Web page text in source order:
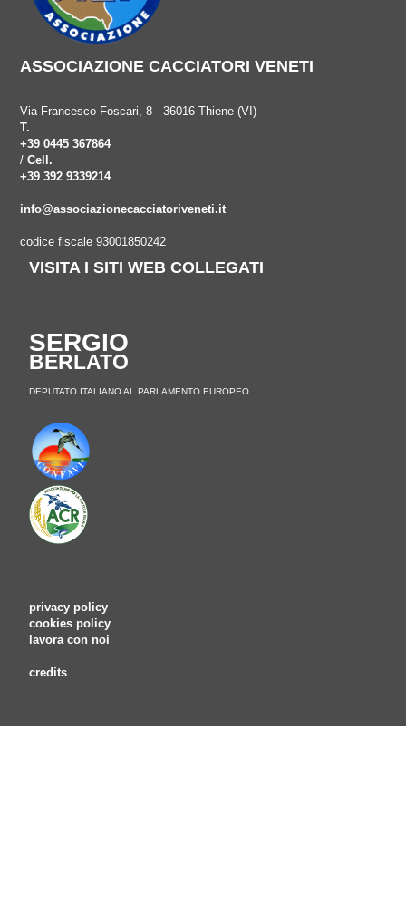
ASSOCIAZIONE CACCIATORI VENETI
Via Francesco Foscari, 8 - 36016 Thiene (VI)
T.
+39 0445 367864
/Cell.
+39 392 9339214
info@associazionecacciatoriveneti.it
codice fiscale 93001850242
VISITA I SITI WEB COLLEGATI
SERGIO
BERLATO
DEPUTATO ITALIANO AL PARLAMENTO EUROPEO
privacy policy
cookies policy
lavora con noi
credits